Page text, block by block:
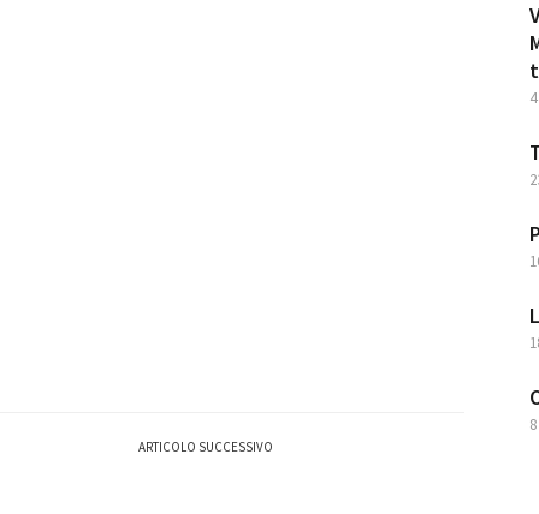
ARTICOLO SUCCESSIVO